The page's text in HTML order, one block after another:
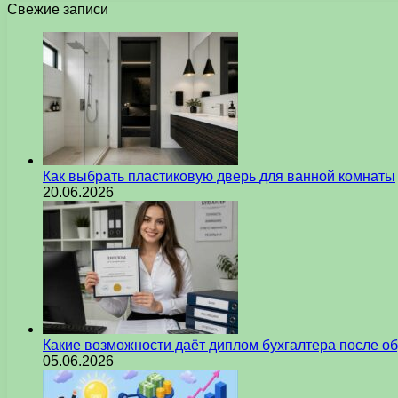
Свежие записи
Как выбрать пластиковую дверь для ванной комнаты
20.06.2026
Какие возможности даёт диплом бухгалтера после
05.06.2026